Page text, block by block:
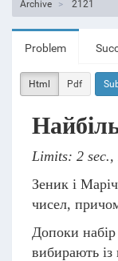
Archive 2121
Problem
Html Pdf
Limits: 2
Зеник і
чисел,
Допоки
вибирають